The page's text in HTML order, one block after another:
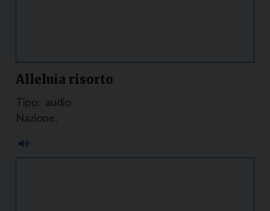
Alleluia risorto
Tipo: audio
Nazione: